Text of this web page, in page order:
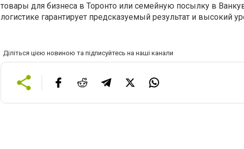
товары для бизнеса в Торонто или семейную посылку в
логистике гарантирует предсказуемый результат и высокий
Діліться цією новиною та підписуйтесь на наші канали